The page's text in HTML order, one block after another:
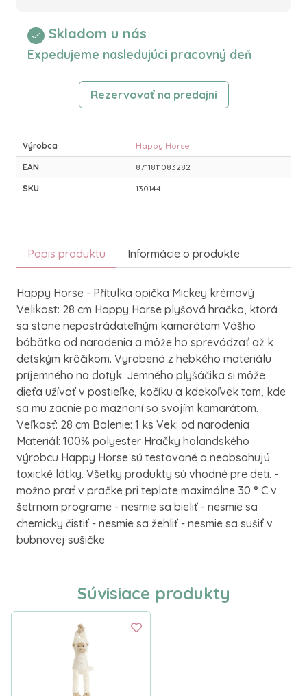
Skladom u nás
Expedujeme nasledujúci pracovný deň
Rezervovať na predajni
Výrobca Happy Horse
EAN 8711811083282
SKU 130144
Popis produktu Informácie o produkte
Happy Horse - Přítulka opička Mickey krémový
Velikost: 28 cm Happy Horse plyšová hračka, ktorá
sa stane nepostrádateľným kamarátom Vášho
bábätka od narodenia a môže ho sprevádzať až k
detským krôčikom. Vyrobená z hebkého materiálu
príjemného na dotyk. Jemného plyšáčika si môže
dieťa užívať v postieľke, kočíku a kdekoľvek tam, kde
sa mu zacnie po maznaní so svojím kamarátom.
Veľkosť: 28 cm Balenie: 1 ks Vek: od narodenia
Materiál: 100% polyester Hračky holandského
výrobcu Happy Horse sú testované a neobsahujú
toxické látky. Všetky produkty sú vhodné pre deti. -
možno prať v pračke pri teplote maximálne 30 ° C v
šetrnom programe - nesmie sa bieliť - nesmie sa
chemicky čistiť - nesmie sa žehliť - nesmie sa sušiť v
bubnovej sušičke
Súvisiace produkty